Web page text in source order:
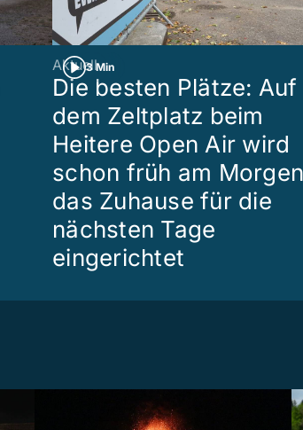
3 Min
Aktuell
Die besten Plätze: Auf
dem Zeltplatz beim
Heitere Open Air wird
schon früh am Morgen
das Zuhause für die
nächsten Tage
eingerichtet